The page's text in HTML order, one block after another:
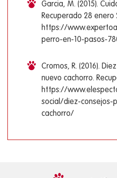
Garcia, M. (2015).
Recuperado 28 enero
https://
perro-en-10-pasos-
Cromos, R. (2016).
nuevo cachorro.
https://
social/diez-consejos-
cachorro/